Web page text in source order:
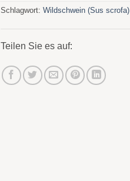
Schlagwort:Wildschwein (Sus scrofa)
Teilen Sie es auf: